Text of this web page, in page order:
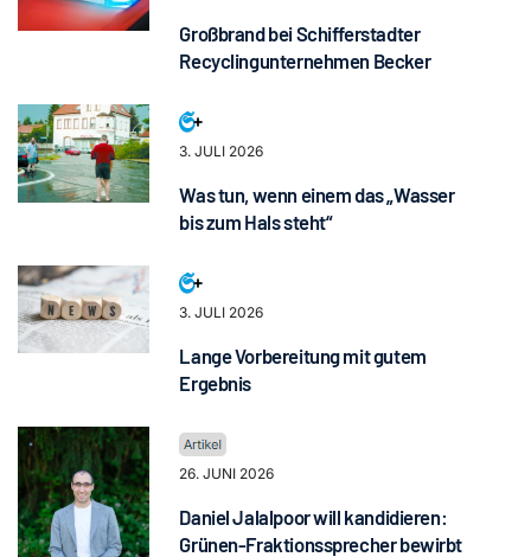
Großbrand bei Schifferstadter
Recyclingunternehmen Becker
3. JULI 2026
Was tun, wenn einem das „Wasser
bis zum Hals steht“
3. JULI 2026
Lange Vorbereitung mit gutem
Ergebnis
26. JUNI 2026
Daniel Jalalpoor will kandidieren:
Grünen-Fraktionssprecher bewirbt